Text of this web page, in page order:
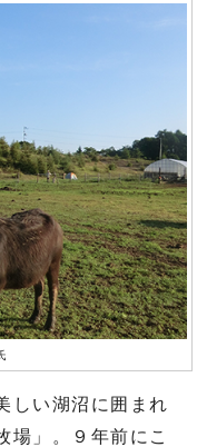
しい湖沼に囲まれ
場」。９年前にこ